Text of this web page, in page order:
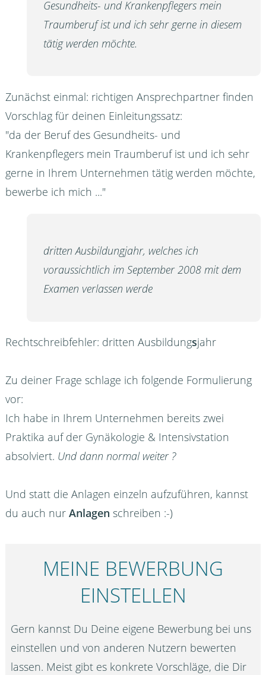
Gesundheits- und Krankenpflegers mein
Traumberuf ist und ich sehr gerne in diesem
tätig werden möchte.
Zunächst einmal: richtigen Ansprechpartner finden
Vorschlag für deinen Einleitungssatz:
"da der Beruf des Gesundheits- und
Krankenpflegers mein Traumberuf ist und ich sehr
gerne in Ihrem Unternehmen tätig werden möchte,
bewerbe ich mich ..."
dritten Ausbildungjahr, welches ich
voraussichtlich im September 2008 mit dem
Examen verlassen werde
Rechtschreibfehler: dritten Ausbildungsjahr
Zu deiner Frage schlage ich folgende Formulierung
vor:
Ich habe in Ihrem Unternehmen bereits zwei
Praktika auf der Gynäkologie & Intensivstation
absolviert. Und dann normal weiter ?
Und statt die Anlagen einzeln aufzuführen, kannst
du auch nur Anlagen schreiben :-)
MEINE BEWERBUNG
EINSTELLEN
Gern kannst Du Deine eigene Bewerbung bei uns
einstellen und von anderen Nutzern bewerten
lassen. Meist gibt es konkrete Vorschläge, die Dir